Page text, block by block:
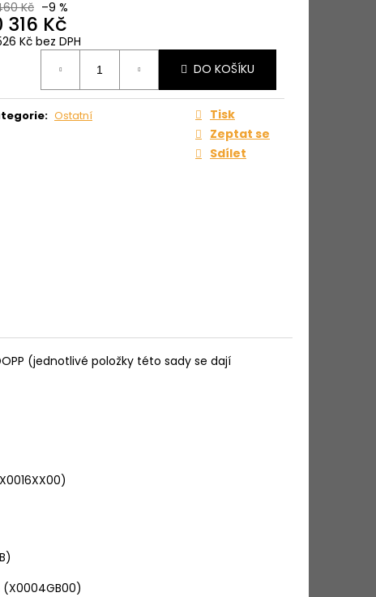
Kč –9 %
316 Kč
Kč bez DPH
DO KOŠÍKU
: Ostatní
Tisk
Zeptat se
Sdílet
(jednotlivé položky této sady se dají